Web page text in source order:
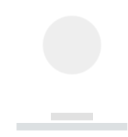
------------
----------- ----------- --------